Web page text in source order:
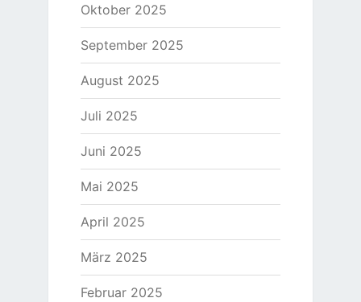
Oktober 2025
September 2025
August 2025
Juli 2025
Juni 2025
Mai 2025
April 2025
März 2025
Februar 2025